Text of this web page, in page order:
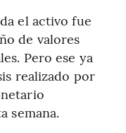
el activo fue
de valores
Pero ese ya
realizado por
semana.